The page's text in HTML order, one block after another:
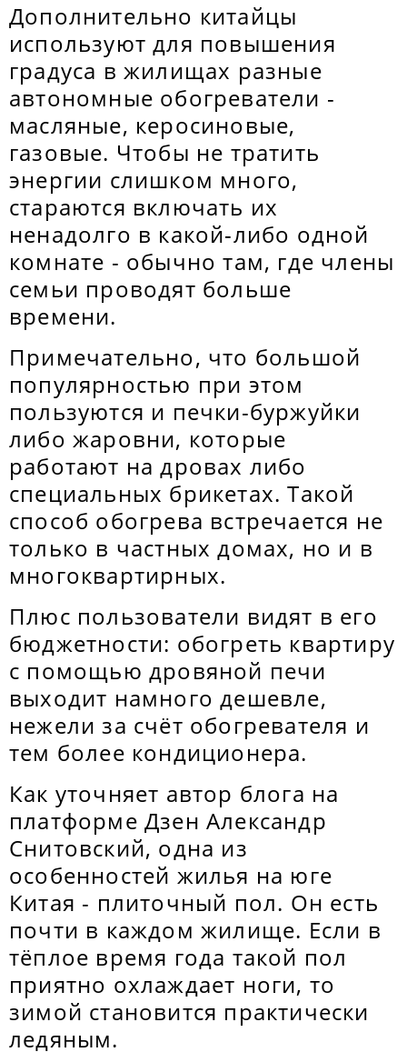
Дополнительно китайцы
используют для повышения
градуса в жилищах разные
автономные обогреватели -
масляные, керосиновые,
газовые. Чтобы не тратить
энергии слишком много,
стараются включать их
ненадолго в какой-либо одной
комнате - обычно там, где члены
семьи проводят больше
времени.
Примечательно, что большой
популярностью при этом
пользуются и печки-буржуйки
либо жаровни, которые
работают на дровах либо
специальных брикетах. Такой
способ обогрева встречается не
только в частных домах, но и в
многоквартирных.
Плюс пользователи видят в его
бюджетности: обогреть квартиру
с помощью дровяной печи
выходит намного дешевле,
нежели за счёт обогревателя и
тем более кондиционера.
Как уточняет автор блога на
платформе Дзен Александр
Снитовский, одна из
особенностей жилья на юге
Китая - плиточный пол. Он есть
почти в каждом жилище. Если в
тёплое время года такой пол
приятно охлаждает ноги, то
зимой становится практически
ледяным.